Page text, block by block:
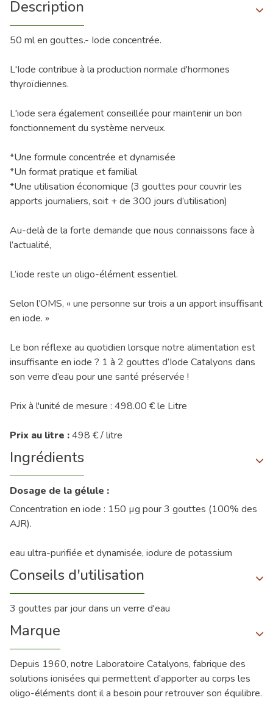
Description
50 ml en gouttes.- Iode concentrée.
L'Iode contribue à la production normale d'hormones
thyroïdiennes.
L'iode sera également conseillée pour maintenir un bon
fonctionnement du système nerveux.
*Une formule concentrée et dynamisée
*Un format pratique et familial
*Une utilisation économique (3 gouttes pour couvrir les
apports journaliers, soit + de 300 jours d’utilisation)
Au-delà de la forte demande que nous connaissons face à
l’actualité,
L’iode reste un oligo-élément essentiel.
Selon l’OMS, « une personne sur trois a un apport insuffisant
en iode. »
Le bon réflexe au quotidien lorsque notre alimentation est
insuffisante en iode ? 1 à 2 gouttes d’Iode Catalyons dans
son verre d’eau pour une santé préservée !
Prix à l'unité de mesure : 498.00 € le Litre
Prix au litre :498 € / litre
Ingrédients
Dosage de la gélule :
Concentration en iode : 150 µg pour 3 gouttes (100% des
AJR).
eau ultra-purifiée et dynamisée, iodure de potassium
Conseils d'utilisation
3 gouttes par jour dans un verre d'eau
Marque
Depuis 1960, notre Laboratoire Catalyons, fabrique des
solutions ionisées qui permettent d’apporter au corps les
oligo-éléments dont il a besoin pour retrouver son équilibre.